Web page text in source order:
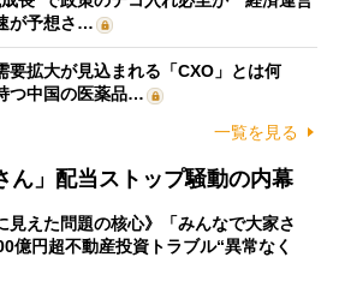
が予想さ…
要拡大が見込まれる「CXO」とは何
つ中国の医薬品…
一覧を見る
ん」配当ストップ騒動の内幕
見えた問題の核心》「みんなで大家さ
億円超不動産投資トラブル“異常なく